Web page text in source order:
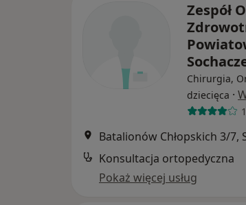
Zespół
Chirurgia,
dziecięca ·
Batalionów Chłopskich 3/7,
Konsultacja ortopedyczna
Pokaż więcej usług